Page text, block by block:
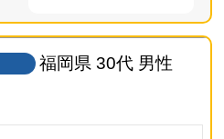
福岡県 30代 男性